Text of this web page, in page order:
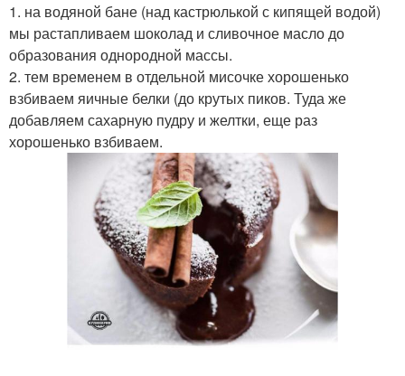
1. на водяной бане (над кастрюлькой с кипящей водой)
мы растапливаем шоколад и сливочное масло до
образования однородной массы.
2. тем временем в отдельной мисочке хорошенько
взбиваем яичные белки (до крутых пиков. Туда же
добавляем сахарную пудру и желтки, еще раз
хорошенько взбиваем.